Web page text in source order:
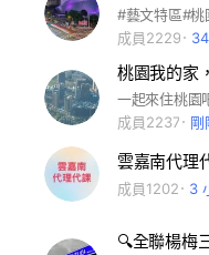
成員2229
成員2237
剛
雲嘉南代理
成員1202 3
🔍全聯楊梅